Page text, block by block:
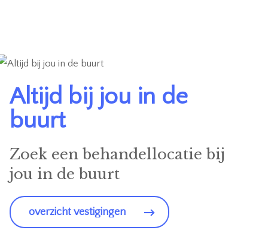
Altijd bij jou in de
buurt
Zoek een behandellocatie bij
jou in de buurt
overzicht vestigingen